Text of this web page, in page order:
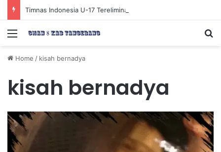
Menu
Home / kisah bernadya
kisah bernadya